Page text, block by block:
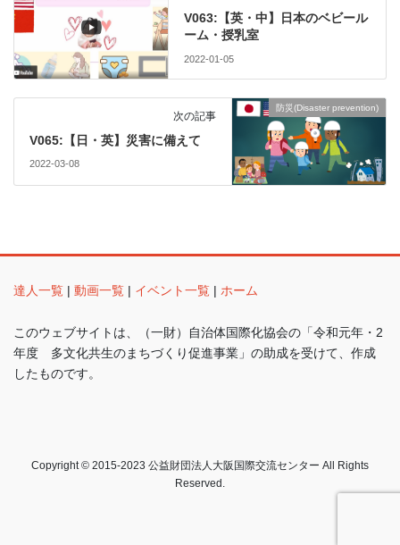
V063:【英・中】日本のベビール
ーム・授乳室
2022-01-05
防災(Disaster prevention)
次の記事
V065:【日・英】災害に備えて
2022-03-08
達人一覧 | 動画一覧 | イベント一覧 | ホーム
このウェブサイトは、（一財）自治体国際化協会の「令和元年・2
年度 多文化共生のまちづくり促進事業」の助成を受けて、作成
したものです。
Copyright © 2015-2023 公益財団法人大阪国際交流センター All Rights
Reserved.